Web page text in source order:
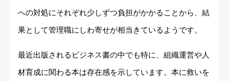
への対処にそれぞれ少しずつ負担がかかることから、結
果として管理職にしわ寄せが相当きているようです。
最近出版されるビジネス書の中でも特に、組織運営や人
材育成に関わる本は存在感を示しています。本に救いを